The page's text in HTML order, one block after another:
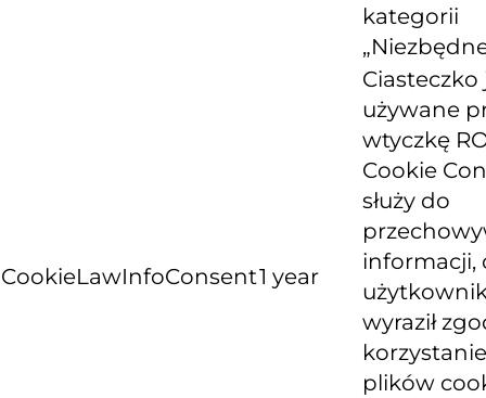
kategorii
CookieLawInfoConsent1 year
Ciasteczko
używane
wtyczkę
Cookie
służy do
informacji,
wyraził
plików